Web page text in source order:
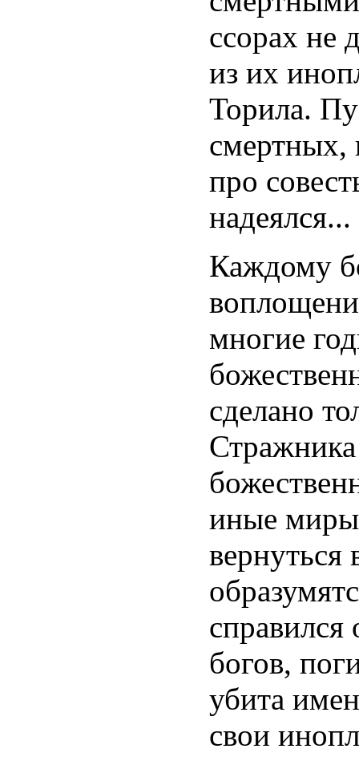
ссорах не
из их
Торила.
смертных,
про
надеялся...
Каждому
многие
сделано
иные
вернуться
справился
богов,
убита
свои